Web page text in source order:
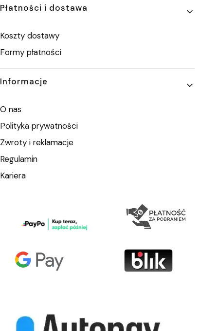
Płatności i dostawa
Koszty dostawy
Formy płatności
Informacje
O nas
Polityka prywatności
Zwroty i reklamacje
Regulamin
Kariera